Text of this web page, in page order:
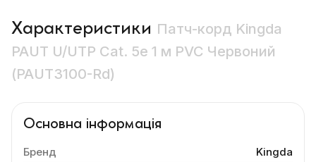
Характеристики Патч-корд Kingda
PAUT U/UTP Cat. 5e 1 м PVC Червоний
(PAUT3100-Rd)
Основна інформація
Бренд
Kingda